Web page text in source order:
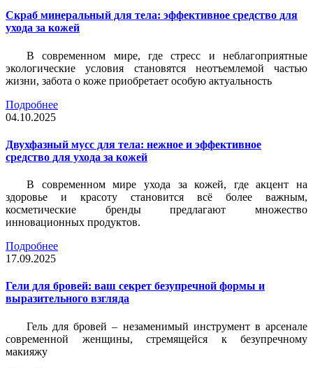
Скраб минеральный для тела: эффективное средство для
ухода за кожей
В современном мире, где стресс и неблагоприятные
экологические условия становятся неотъемлемой частью
жизни, забота о коже приобретает особую актуальность
Подробнее
04.10.2025
Двухфазный мусс для тела: нежное и эффективное
средство для ухода за кожей
В современном мире ухода за кожей, где акцент на
здоровье и красоту становится всё более важным,
косметические бренды предлагают множество
инновационных продуктов.
Подробнее
17.09.2025
Гели для бровей: ваш секрет безупречной формы и
выразительного взгляда
Гель для бровей – незаменимый инструмент в арсенале
современной женщины, стремящейся к безупречному
макияжу